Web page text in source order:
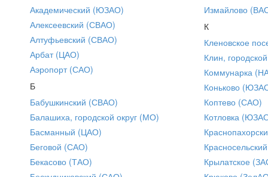
Академический (ЮЗАО)
Алексеевский (СВАО)
Алтуфьевский (СВАО)
Арбат (ЦАО)
Аэропорт (САО)
Б
Бабушкинский (СВАО)
Балашиха, городской округ (МО)
Басманный (ЦАО)
Беговой (САО)
Бекасово (ТАО)
Измайлово
К
Кленовское
Клин,
Коммунарка
Коньково
Коптево (САО)
Котловка
Крылатское